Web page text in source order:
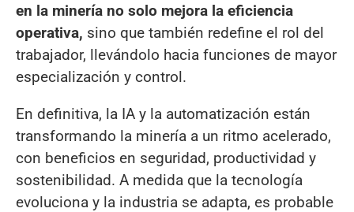
en la minería no solo mejora la eficiencia
operativa, sino que también redefine el rol del
trabajador, llevándolo hacia funciones de mayor
especialización y control.
En definitiva, la IA y la automatización están
transformando la minería a un ritmo acelerado,
con beneficios en seguridad, productividad y
sostenibilidad. A medida que la tecnología
evoluciona y la industria se adapta, es probable